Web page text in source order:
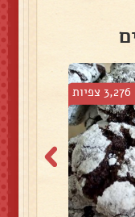
3,276 צפיות